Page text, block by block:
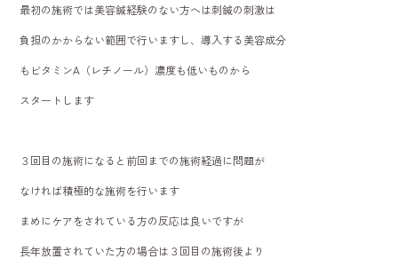
最初の施術では美容鍼経験のない方へは刺鍼の刺激は
負担のかからない範囲で行いますし、導入する美容成分
もビタミンA（レチノール）濃度も低いものから
スタートします
３回目の施術になると前回までの施術経過に問題が
なければ積極的な施術を行います
まめにケアをされている方の反応は良いですが
長年放置されていた方の場合は３回目の施術後より